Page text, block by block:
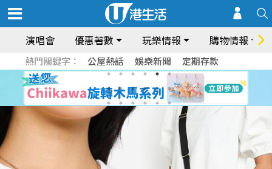
演唱會 優惠著數 玩樂情報 購物情報
熱門關鍵字： 公屋熱話 娛樂新聞 定期存款